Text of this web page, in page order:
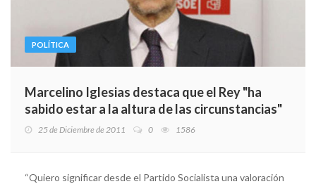
POLÍTICA
Marcelino Iglesias destaca que el Rey "ha
sabido estar a la altura de las circunstancias"
25 de Diciembre de 2011 0 1586
“Quiero significar desde el Partido Socialista una valoración